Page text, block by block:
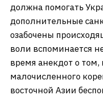
должна помогать
дополнительные
озабочены
воли вспоминается
время анекдот о том,
малочисленного
восточной Азии